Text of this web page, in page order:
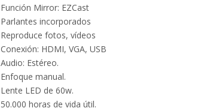
Función Mirror: EZCast
Parlantes incorporados
Reproduce fotos, vídeos
Conexión: HDMI, VGA, USB
Audio: Estéreo.
Enfoque manual.
Lente LED de 60w.
50.000 horas de vida útil.